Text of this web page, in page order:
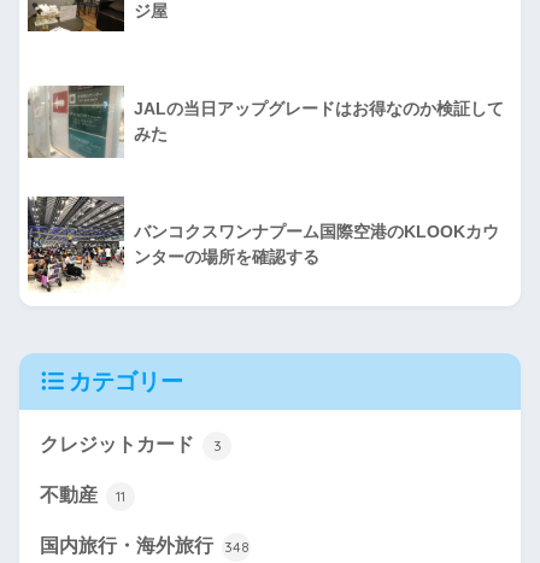
ジ屋
JALの当日アップグレードはお得なのか検証して
みた
バンコクスワンナプーム国際空港のKLOOKカウ
ンターの場所を確認する
カテゴリー
クレジットカード 3
不動産 11
国内旅行・海外旅行 348